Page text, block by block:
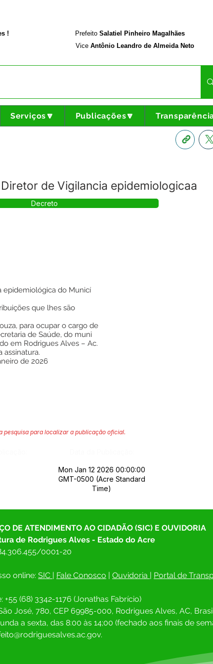
! Prefeito Salatiel Pinheiro Magalhães
Vice Antônio Leandro de Almeida Neto
Serviços🔽 Publicações🔽
de Vigilancia epidemiologicaa
Decreto
epidemiológica do Municí
que lhes são
para ocupar o cargo de
de Saúde, do muni
em Rodrigues Alves – Ac.
assinatura.
de 2026
pesquisa para localizar a publicação oficial.
Mon Jan 12 2026 00:00:00
GMT-0500 (Acre Standard
Time)
DE ATENDIMENTO AO CIDADÃO (SIC) E OUVIDORIA
de Rodrigues Alves - Estado do Acre
0001-20
online: SIC | Fale Conosco | Ouvidoria | Portal de
+55 (68) 3342-1176 (Jonathas Fabrício)
José, 780, CEP 69985-000, Rodrigues Alves, AC,
a sexta, das 8:00 às 14;00 (fechado aos finais de